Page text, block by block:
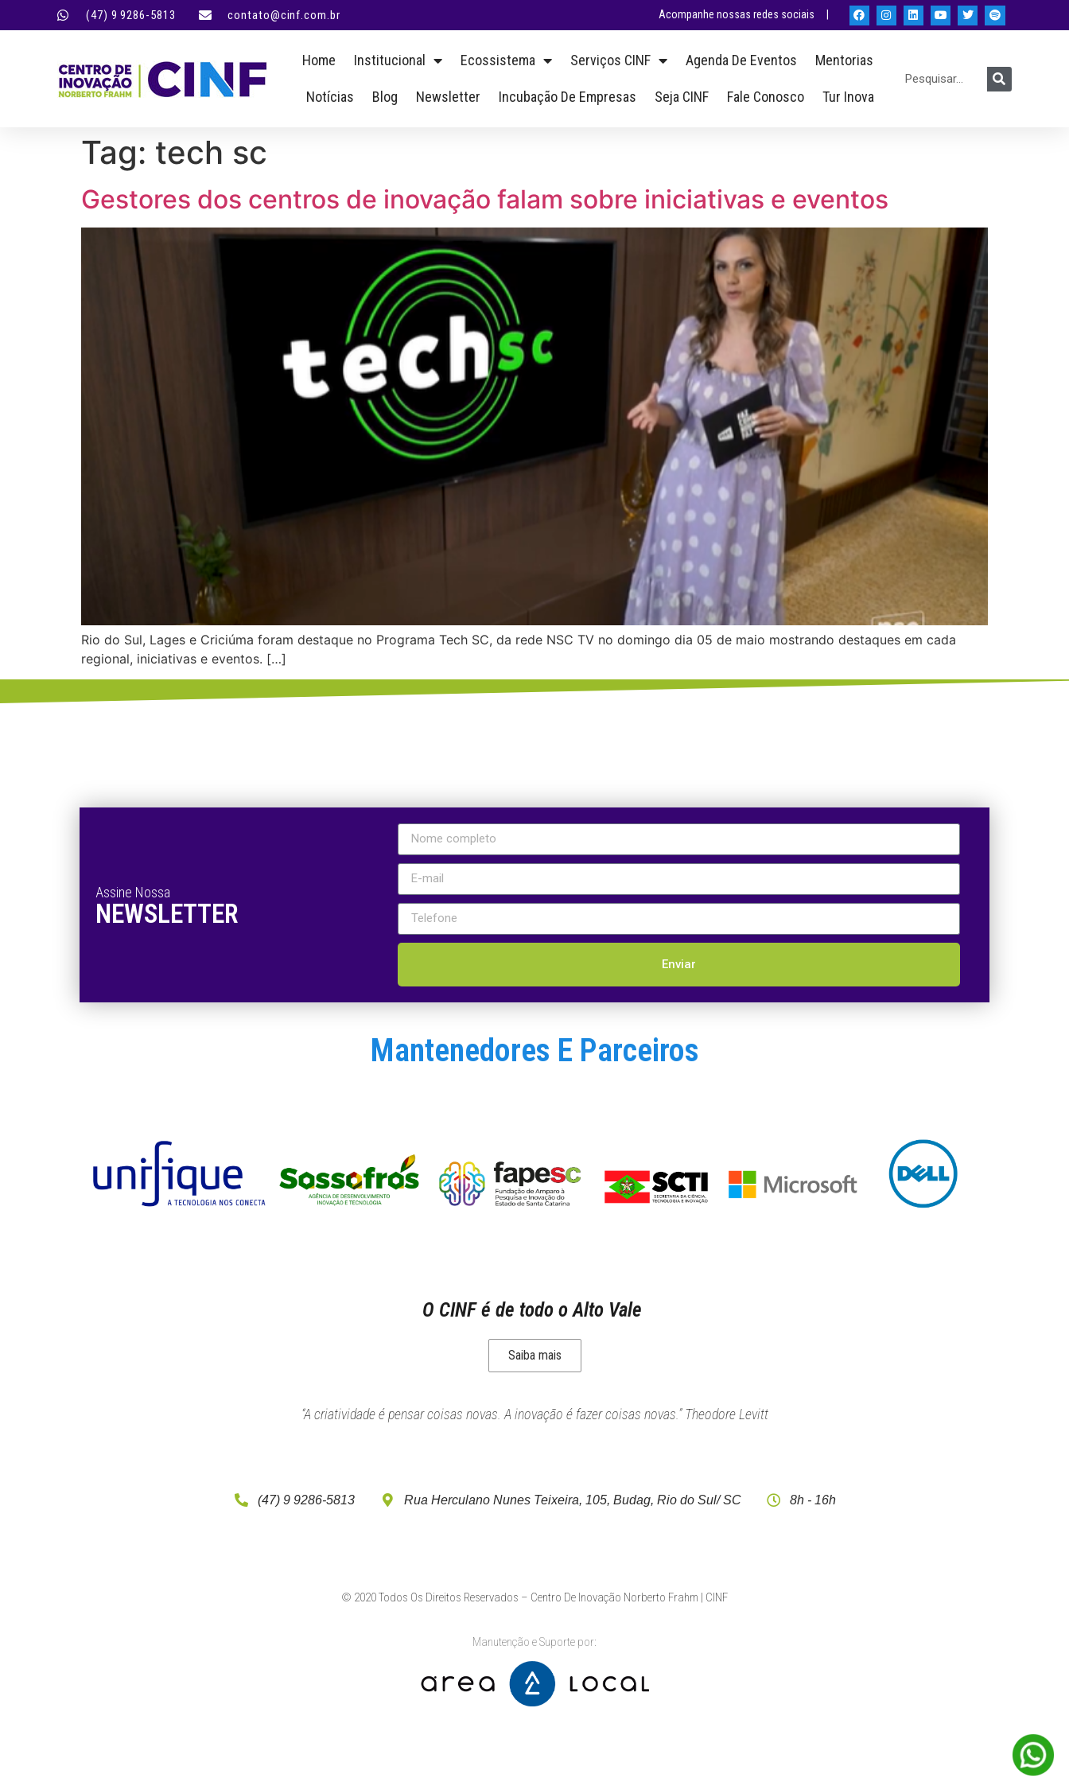
(47) 9 9286-5813 contato@cinf.com.br Acompanhe nossas redes sociais |
Home Institucional Ecossistema Serviços CINF Agenda De Eventos Mentorias
Notícias Blog Newsletter Incubação De Empresas Seja CINF Fale Conosco Tur Inova
Tag: tech sc
Gestores dos centros de inovação falam sobre iniciativas e eventos
Rio do Sul, Lages e Criciúma foram destaque no Programa Tech SC, da rede NSC TV no domingo dia 05 de maio mostrando destaques em cada
regional, iniciativas e eventos. […]
Assine Nossa
NEWSLETTER
Enviar
Mantenedores E Parceiros
O CINF é de todo o Alto Vale
Saiba mais
“A criatividade é pensar coisas novas. A inovação é fazer coisas novas.” Theodore Levitt
(47) 9 9286-5813 Rua Herculano Nunes Teixeira, 105, Budag, Rio do Sul/ SC 8h - 16h
© 2020 Todos Os Direitos Reservados – Centro De Inovação Norberto Frahm | CINF
Manutenção e Suporte por: